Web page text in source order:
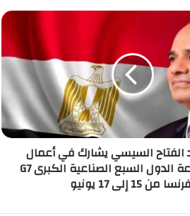
على حالة الطقس المتوقعة اليوم
على حالة الطقس المتوقعة غداً
23 يوليو 2026
على حالة الطقس المتوقعة غدا الثلاثاء
الفتاح السيسي يشارك في أعمال
قمة مجموعة الدول السبع الصناعية الكبرى G7
من 15 إلى 17 يونيو